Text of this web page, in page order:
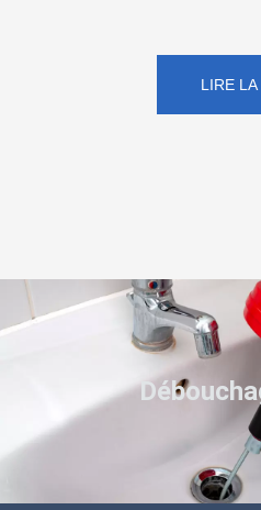
LIRE LA